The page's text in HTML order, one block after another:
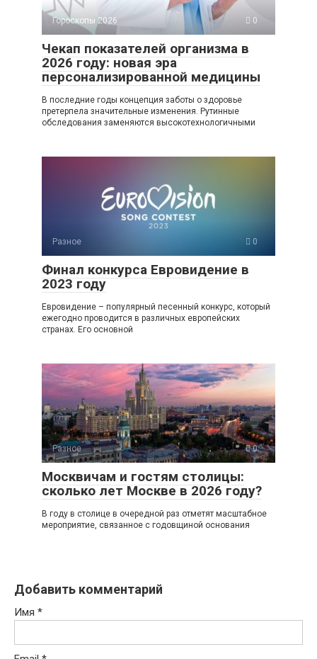
Гороскопы 2026 0
Чекап показателей организма в
2026 году: новая эра
персонализированной медицины
В последние годы концепция заботы о здоровье
претерпела значительные изменения. Рутинные
обследования заменяются высокотехнологичными
Разное 0
Финал конкурса Евровидение в
2023 году
Евровидение – популярный песенный конкурс, который
ежегодно проводится в различных европейских
странах. Его основной
Разное 0
Москвичам и гостям столицы:
сколько лет Москве в 2026 году?
В году в столице в очередной раз отметят масштабное
мероприятие, связанное с годовщиной основания
Добавить комментарий
Имя *